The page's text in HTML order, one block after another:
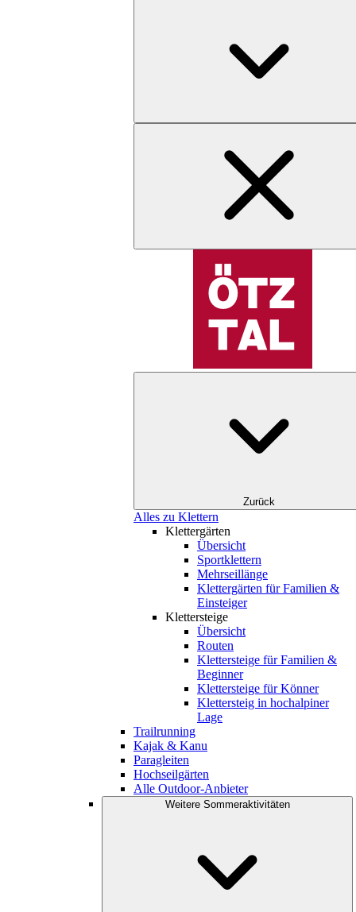
Zurück
Alles zu Klettern
Klettergärten
Übersicht
Sportklettern
Mehrseillänge
Klettergärten für Familien &
Einsteiger
Klettersteige
Übersicht
Routen
Klettersteige für Familien &
Beginner
Klettersteige für Könner
Klettersteig in hochalpiner
Lage
Trailrunning
Kajak & Kanu
Paragleiten
Hochseilgärten
Alle Outdoor-Anbieter
Weitere Sommeraktivitäten